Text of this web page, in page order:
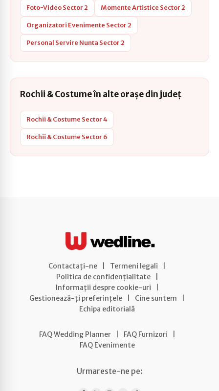
Foto-Video Sector 2 Momente Artistice Sector 2
Organizatori Evenimente Sector 2
Personal Servire Nunta Sector 2
Rochii & Costume în alte orașe din județ
Rochii & Costume Sector 4
Rochii & Costume Sector 6
Contactați-ne Termeni legali
Politica de confidențialitate
Informații despre cookie-uri
Gestionează-ți preferințele
Cine suntem
Echipa editorială
FAQ Wedding Planner FAQ Furnizori
FAQ Evenimente
Urmareste-ne pe: